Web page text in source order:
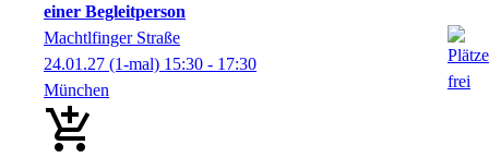
einer Begleitperson
Machtlfinger Straße
24.01.27 (1-mal) 15:30 - 17:30
München